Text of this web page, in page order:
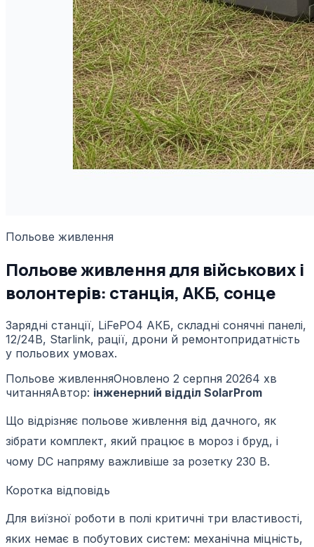
Польове живлення
Польове живлення для військових і
волонтерів: станція, АКБ, сонце
Зарядні станції, LiFePO4 АКБ, складні сонячні панелі,
12/24В, Starlink, рації, дрони й ремонтопридатність
у польових умовах.
Польове живленняОновлено 2 серпня 20264 хв
читанняАвтор: інженерний відділ SolarProm
Що відрізняє польове живлення від дачного, як
зібрати комплект, який працює в мороз і бруд, і
чому DC напряму важливіше за розетку 230 В.
Коротка відповідь
Для виїзної роботи в полі критичні три властивості,
яких немає в побутових систем: механічна міцність,